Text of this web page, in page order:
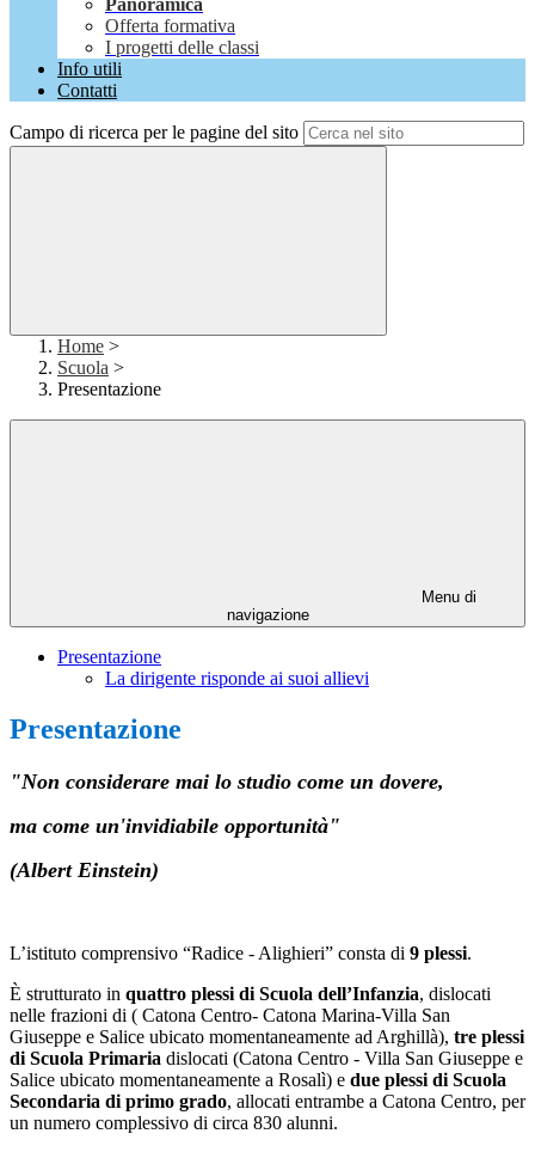
Panoramica
Offerta formativa
I progetti delle classi
Info utili
Contatti
Campo di ricerca per le pagine del sito
Home >
Scuola >
Presentazione
Menu di
navigazione
Presentazione
La dirigente risponde ai suoi allievi
Presentazione
"Non considerare mai lo studio come un dovere,
ma come un'invidiabile opportunità"
(Albert Einstein)
L’istituto comprensivo “Radice - Alighieri” consta di 9 plessi.
È strutturato in quattro plessi di Scuola dell’Infanzia, dislocati
nelle frazioni di ( Catona Centro- Catona Marina-Villa San
Giuseppe e Salice ubicato momentaneamente ad Arghillà), tre plessi
di Scuola Primaria dislocati (Catona Centro - Villa San Giuseppe e
Salice ubicato momentaneamente a Rosalì) e due plessi di Scuola
Secondaria di primo grado, allocati entrambe a Catona Centro, per
un numero complessivo di circa 830 alunni.